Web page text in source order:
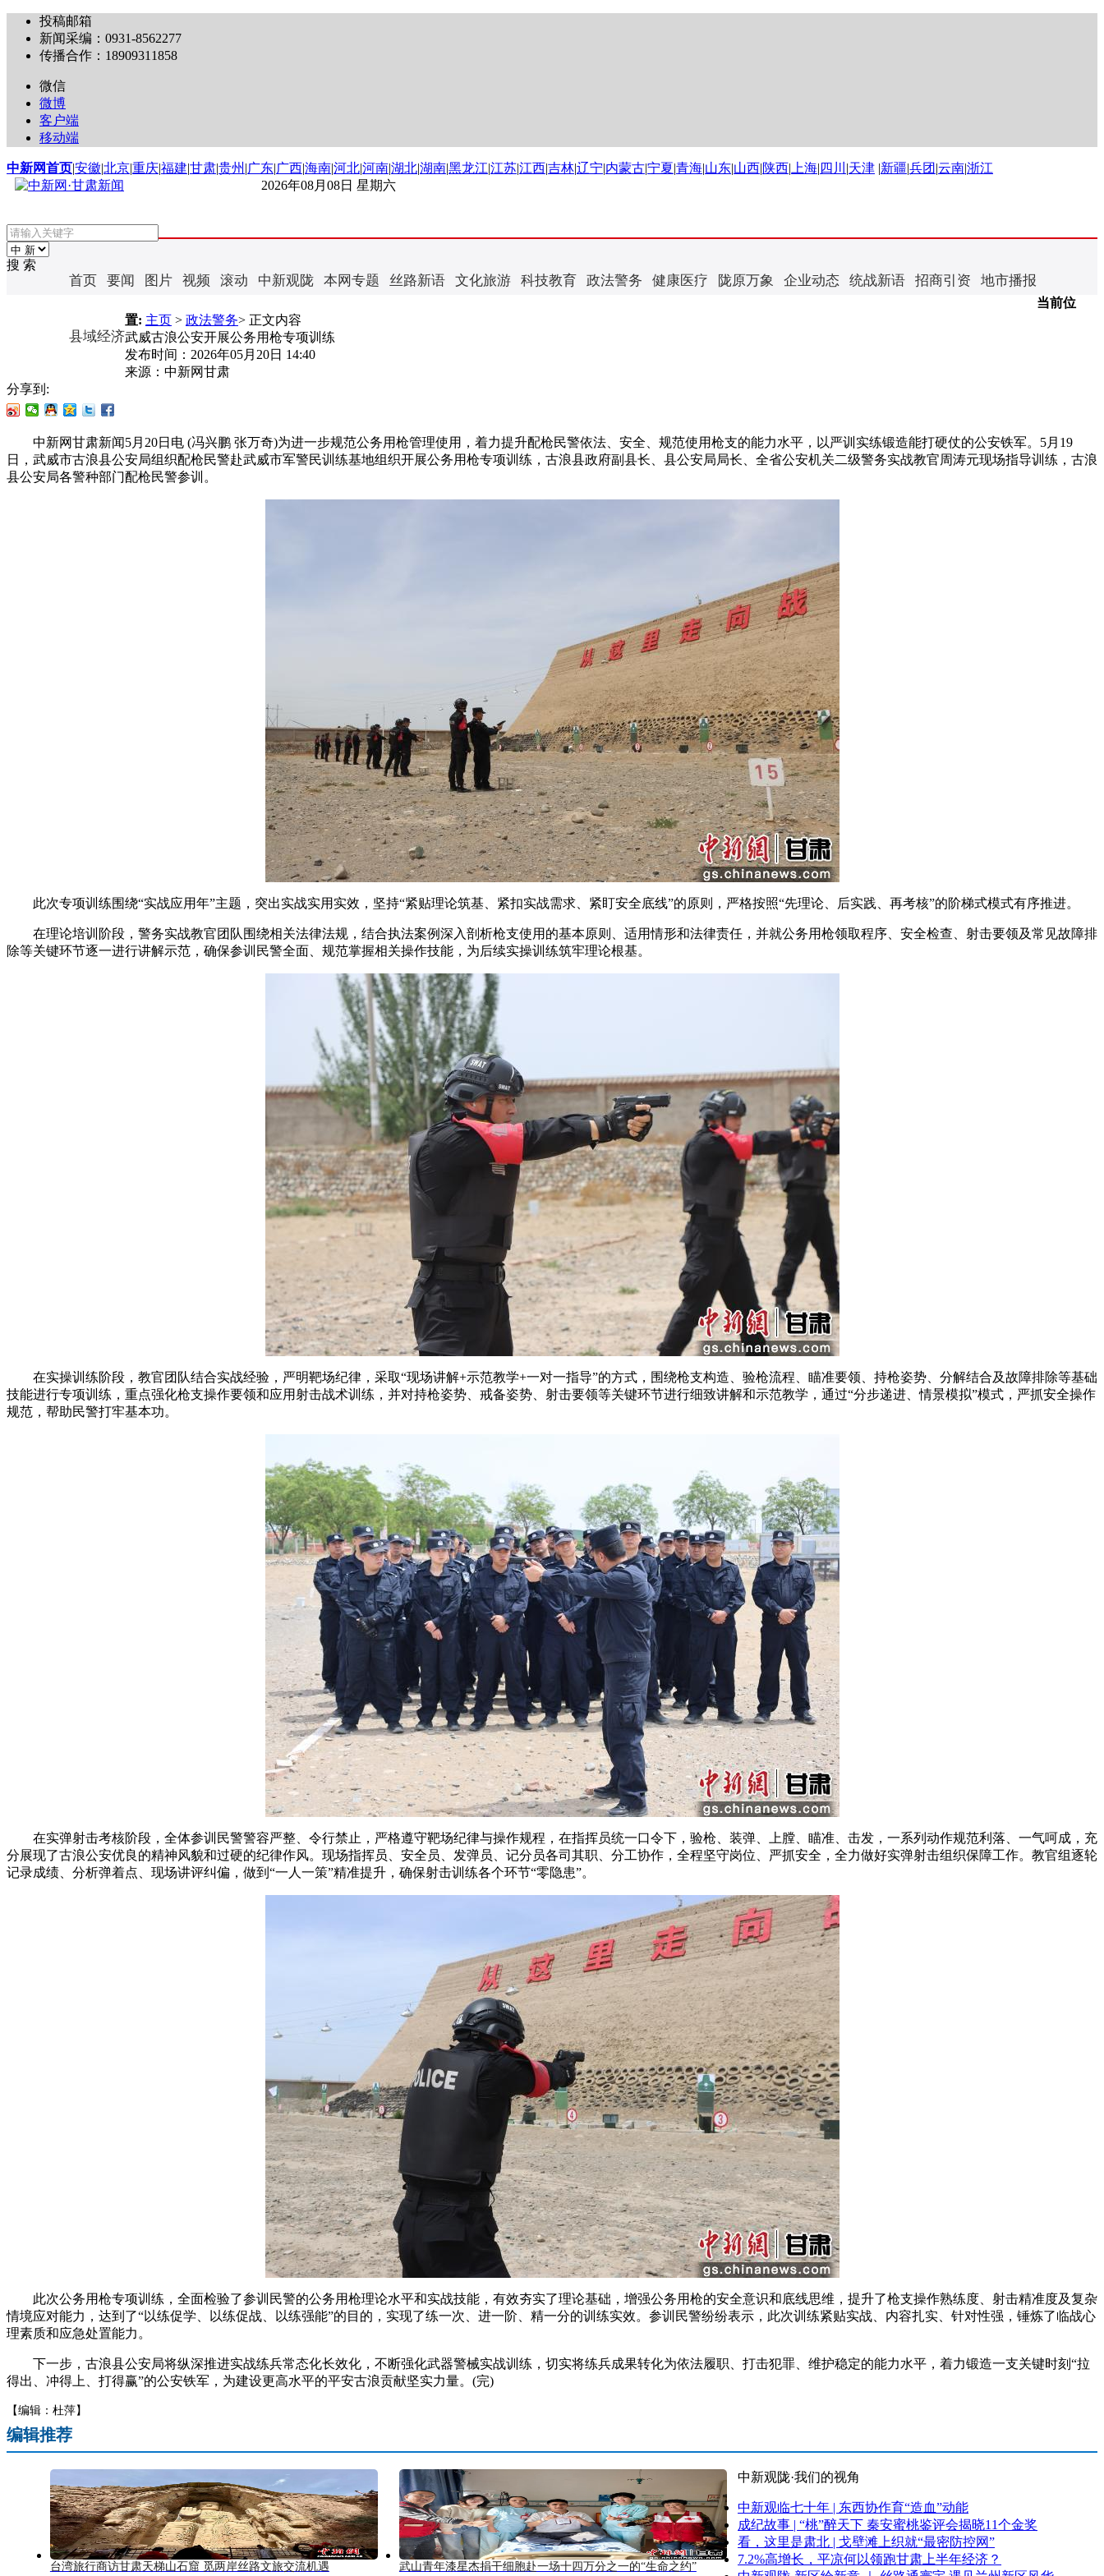
投稿邮箱
新闻采编：0931-8562277
传播合作：18909311858
微信
微博
客户端
移动端
中新网首页|安徽|北京|重庆|福建|甘肃|贵州 |广东|广西|海南|河北|河南|湖北|湖南|黑龙江|江苏|江西|吉林|辽宁|内蒙古|宁夏|青海|山东|山西|陕西| 上海| 四川 |天津 |新疆|兵团 |云南|浙江
2026年08月08日 星期六
搜 索
首页 要闻 图片 视频 滚动 中新观陇 本网专题 丝路新语 文化旅游 科技教育 政法警务 健康医疗 陇原万象 企业动态 统战新语 招商引资 地市播报
县域经济
当前位
置: 主页 > 政法警务> 正文内容
武威古浪公安开展公务用枪专项训练
发布时间： 2026年05月20日 14:40
来源： 中新网甘肃
分享到:
中新网甘肃新闻5月20日电 (冯兴鹏 张万奇)为进一步规范公务用枪管理使用，着力提升配枪民警依法、安全、规范使用枪支的能力水平，以严训实练锻造能打硬仗的公安铁军。5月19
日，武威市古浪县公安局组织配枪民警赴武威市军警民训练基地组织开展公务用枪专项训练，古浪县政府副县长、县公安局局长、全省公安机关二级警务实战教官周涛元现场指导训练，古浪
县公安局各警种部门配枪民警参训。
此次专项训练围绕“实战应用年”主题，突出实战实用实效，坚持“紧贴理论筑基、紧扣实战需求、紧盯安全底线”的原则，严格按照“先理论、后实践、再考核”的阶梯式模式有序推进。
在理论培训阶段，警务实战教官团队围绕相关法律法规，结合执法案例深入剖析枪支使用的基本原则、适用情形和法律责任，并就公务用枪领取程序、安全检查、射击要领及常见故障排
除等关键环节逐一进行讲解示范，确保参训民警全面、规范掌握相关操作技能，为后续实操训练筑牢理论根基。
在实操训练阶段，教官团队结合实战经验，严明靶场纪律，采取“现场讲解+示范教学+一对一指导”的方式，围绕枪支构造、验枪流程、瞄准要领、持枪姿势、分解结合及故障排除等基础
技能进行专项训练，重点强化枪支操作要领和应用射击战术训练，并对持枪姿势、戒备姿势、射击要领等关键环节进行细致讲解和示范教学，通过“分步递进、情景模拟”模式，严抓安全操作
规范，帮助民警打牢基本功。
在实弹射击考核阶段，全体参训民警警容严整、令行禁止，严格遵守靶场纪律与操作规程，在指挥员统一口令下，验枪、装弹、上膛、瞄准、击发，一系列动作规范利落、一气呵成，充
分展现了古浪公安优良的精神风貌和过硬的纪律作风。现场指挥员、安全员、发弹员、记分员各司其职、分工协作，全程坚守岗位、严抓安全，全力做好实弹射击组织保障工作。教官组逐轮
记录成绩、分析弹着点、现场讲评纠偏，做到“一人一策”精准提升，确保射击训练各个环节“零隐患”。
此次公务用枪专项训练，全面检验了参训民警的公务用枪理论水平和实战技能，有效夯实了理论基础，增强公务用枪的安全意识和底线思维，提升了枪支操作熟练度、射击精准度及复杂
情境应对能力，达到了“以练促学、以练促战、以练强能”的目的，实现了练一次、进一阶、精一分的训练实效。参训民警纷纷表示，此次训练紧贴实战、内容扎实、针对性强，锤炼了临战心
理素质和应急处置能力。
下一步，古浪县公安局将纵深推进实战练兵常态化长效化，不断强化武器警械实战训练，切实将练兵成果转化为依法履职、打击犯罪、维护稳定的能力水平，着力锻造一支关键时刻“拉
得出、冲得上、打得赢”的公安铁军，为建设更高水平的平安古浪贡献坚实力量。(完)
【编辑：杜萍】
编辑推荐
台湾旅行商访甘肃天梯山石窟 觅两岸丝路文旅交流机遇 武山青年漆星杰捐干细胞赴一场十四万分之一的“生命之约”
中新观陇·我们的视角
中新观临七十年 | 东西协作育“造血”动能
成纪故事 | “桃”醉天下 秦安蜜桃鉴评会揭晓11个金奖
看，这里是肃北 | 戈壁滩上织就“最密防控网”
7.2%高增长，平凉何以领跑甘肃上半年经济？